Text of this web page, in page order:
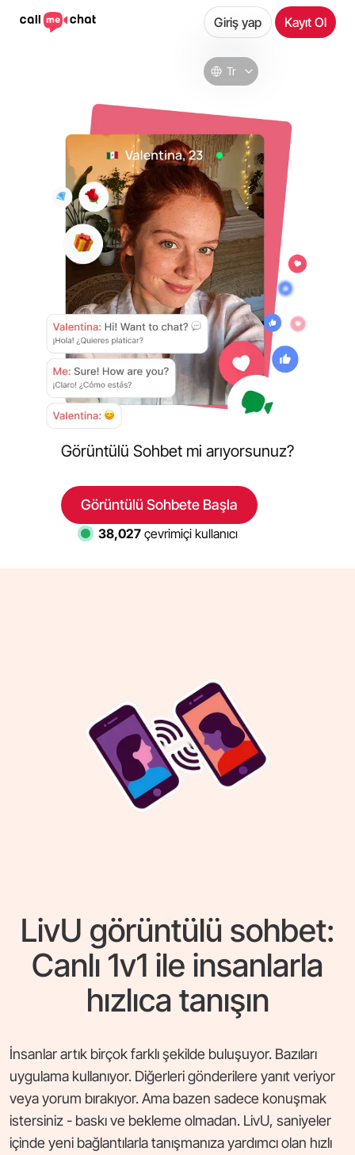
Tr
Giriş yap Kayıt Ol
Görüntülü Sohbet mi arıyorsunuz?
Görüntülü Sohbete Başla
38,027 çevrimiçi kullanıcı
LivU görüntülü sohbet:
Canlı 1v1 ile insanlarla
hızlıca tanışın
İnsanlar artık birçok farklı şekilde buluşuyor. Bazıları
uygulama kullanıyor. Diğerleri gönderilere yanıt veriyor
veya yorum bırakıyor. Ama bazen sadece konuşmak
istersiniz - baskı ve bekleme olmadan. LivU, saniyeler
içinde yeni bağlantılarla tanışmanıza yardımcı olan hızlı